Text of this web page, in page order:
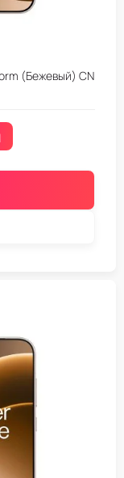
(Бежевый) CN